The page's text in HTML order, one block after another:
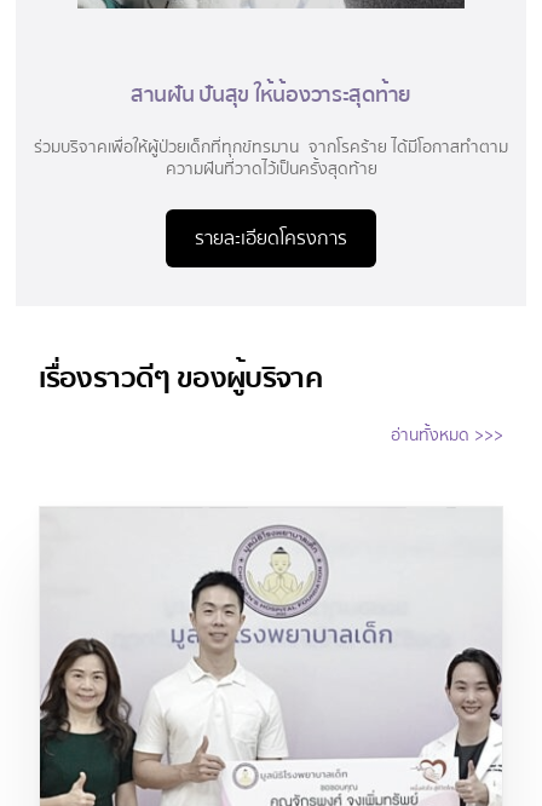
สานฝัน ปันสุข ให้น้องวาระสุดท้าย
ร่วมบริจาคเพื่อให้ผู้ป่วยเด็กที่ทุกข์ทรมาน จากโรคร้าย ได้มีโอกาสทำตาม
ความฝันที่วาดไว้เป็นครั้งสุดท้าย
รายละเอียดโครงการ
เรื่องราวดีๆ ของผู้บริจาค
อ่านทั้งหมด >>>